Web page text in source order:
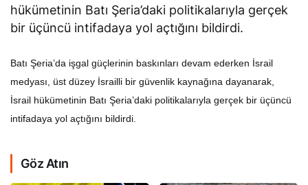
hükümetinin Batı Şeria’daki politikalarıyla gerçek
bir üçüncü intifadaya yol açtığını bildirdi.
Batı Şeria’da işgal güçlerinin baskınları devam ederken İsrail
medyası, üst düzey İsrailli bir güvenlik kaynağına dayanarak,
İsrail hükümetinin Batı Şeria’daki politikalarıyla gerçek bir üçüncü
intifadaya yol açtığını bildirdi.
Göz Atın